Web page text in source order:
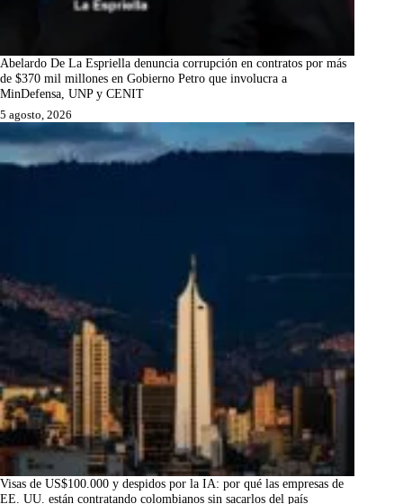
Abelardo De La Espriella denuncia corrupción en contratos por más
de $370 mil millones en Gobierno Petro que involucra a
MinDefensa, UNP y CENIT
5 agosto, 2026
Visas de US$100.000 y despidos por la IA: por qué las empresas de
EE. UU. están contratando colombianos sin sacarlos del país